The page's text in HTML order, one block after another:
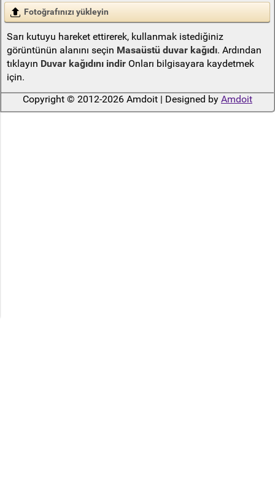
Fotoğrafınızı yükleyin
Sarı kutuyu hareket ettirerek, kullanmak istediğiniz
görüntünün alanını seçin Masaüstü duvar kağıdı. Ardından
tıklayın Duvar kağıdını indirOnları bilgisayara kaydetmek
için.
Copyright © 2012-2026 Amdoit | Designed by Amdoit